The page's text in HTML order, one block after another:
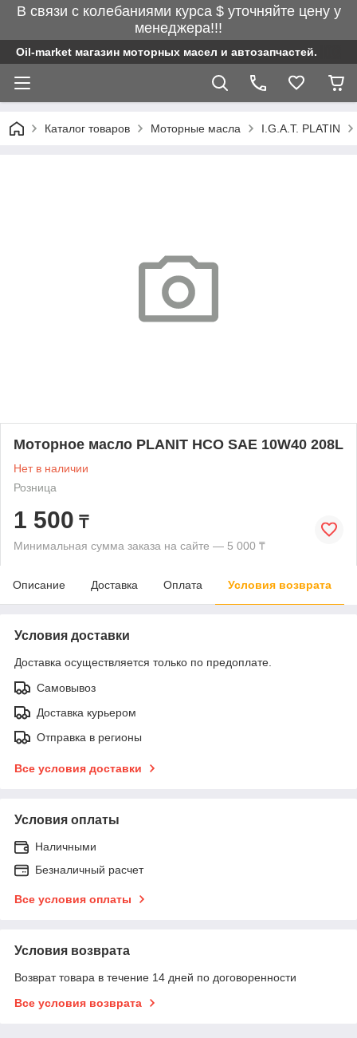
В связи с колебаниями курса $ уточняйте цену у
менеджера!!!
Oil-market магазин моторных масел и автозапчастей.
Каталог товаров Моторные масла I.G.A.T. PLATIN
Моторное масло PLANIT HCO SAE 10W40 208L
Нет в наличии
Розница
1 500 ₸
Минимальная сумма заказа на сайте — 5 000 ₸
Описание Доставка Оплата Условия возврата
Условия доставки
Доставка осуществляется только по предоплате.
Самовывоз
Доставка курьером
Отправка в регионы
Все условия доставки
Условия оплаты
Наличными
Безналичный расчет
Все условия оплаты
Условия возврата
Возврат товара в течение 14 дней по договоренности
Все условия возврата